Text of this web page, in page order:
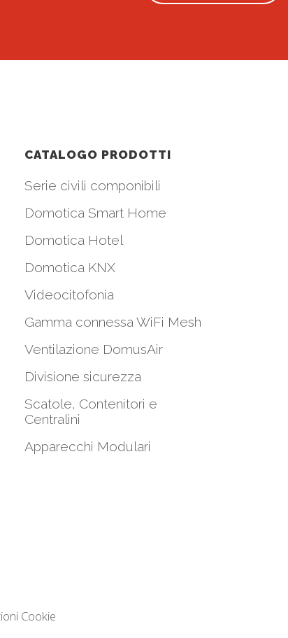
CATALOGO PRODOTTI
Serie civili componibili
Domotica Smart Home
Domotica Hotel
Domotica KNX
Videocitofonia
Gamma connessa WiFi Mesh
Ventilazione DomusAir
Divisione sicurezza
Scatole, Contenitori e
Centralini
Apparecchi Modulari
Cookie